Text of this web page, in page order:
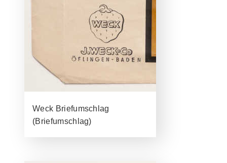
Weck Briefumschlag
(Briefumschlag)